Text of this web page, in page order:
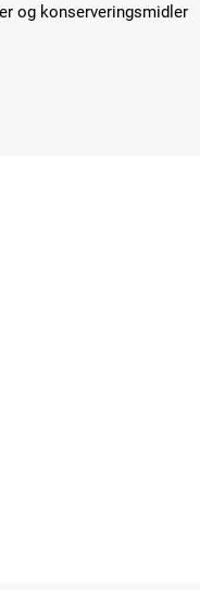
og konserveringsmidler